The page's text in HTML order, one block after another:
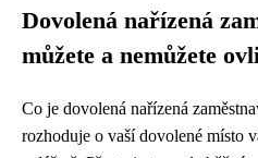
Dovolená nařízená
můžete a nemůžete
Co je dovolená nařízená
rozhoduje o vaší dovolené místo